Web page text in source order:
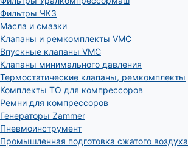
Фильтры ЧКЗ
Масла и смазки
Клапаны и ремкомплекты VMC
Впускные клапаны VMC
Клапаны минимального давления
Термостатические клапаны, ремкомплекты
Комплекты ТО для компрессоров
Ремни для компрессоров
Генераторы Zammer
Пневмоинструмент
Промышленная подготовка сжатого воздуха